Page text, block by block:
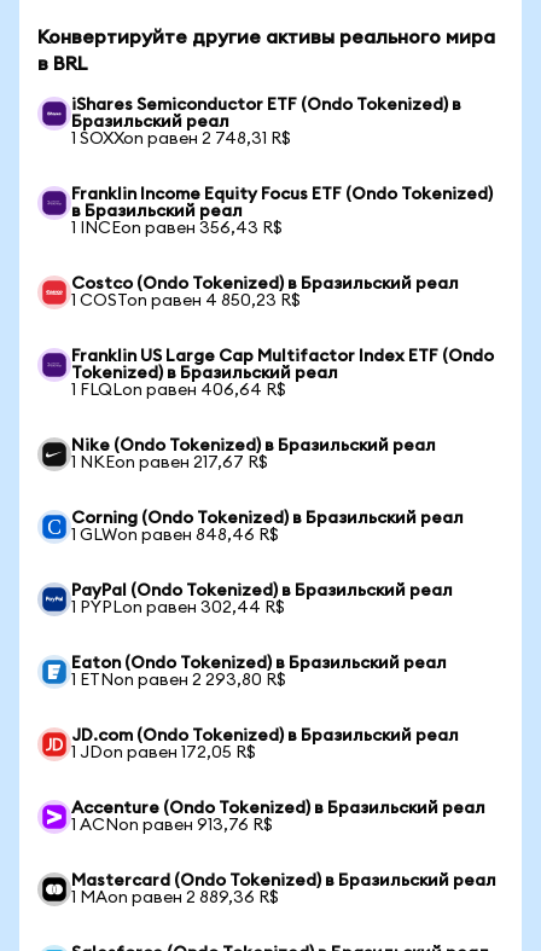
Конвертируйте другие активы реального мира
в BRL
iShares Semiconductor ETF (Ondo Tokenized) в
Бразильский реал
1 SOXXon равен 2 748,31 R$
Franklin Income Equity Focus ETF (Ondo Tokenized)
в Бразильский реал
1 INCEon равен 356,43 R$
Costco (Ondo Tokenized) в Бразильский реал
1 COSTon равен 4 850,23 R$
Franklin US Large Cap Multifactor Index ETF (Ondo
Tokenized) в Бразильский реал
1 FLQLon равен 406,64 R$
Nike (Ondo Tokenized) в Бразильский реал
1 NKEon равен 217,67 R$
Corning (Ondo Tokenized) в Бразильский реал
1 GLWon равен 848,46 R$
PayPal (Ondo Tokenized) в Бразильский реал
1 PYPLon равен 302,44 R$
Eaton (Ondo Tokenized) в Бразильский реал
1 ETNon равен 2 293,80 R$
JD.com (Ondo Tokenized) в Бразильский реал
1 JDon равен 172,05 R$
Accenture (Ondo Tokenized) в Бразильский реал
1 ACNon равен 913,76 R$
Mastercard (Ondo Tokenized) в Бразильский реал
1 MAon равен 2 889,36 R$